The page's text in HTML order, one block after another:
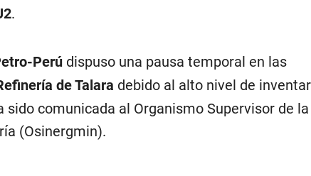
.
Perúdispuso una pausa temporal en las
de Talara debido al alto nivel de
sido comunicada al Organismo Supervisor de la
(Osinergmin).